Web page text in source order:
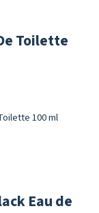
Toilette
Eau de